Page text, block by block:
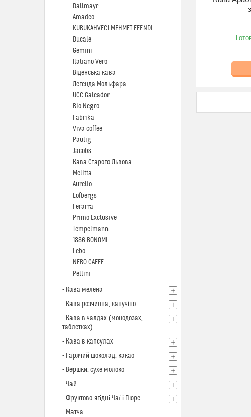
Dallmayr
Amadeo
KURUKAHVECI MEHMET EFENDI
Ducale
Gemini
Italiano Vero
Віденська кава
Легенда Мольфара
UCC Galeador
Rio Negro
Fabrika
Viva coffee
Paulig
Jacobs
Кава Старого Львова
Melitta
Aurelio
Lofbergs
Ferarra
Primo Exclusive
Tempelmann
1886 BONOMI
Lebo
NERO CAFFE
Pellini
- Кава мелена
- Кава розчинна, капучіно
- Кава в чалдах (монодозах,
таблетках)
- Кава в капсулах
- Гарячий шоколад, какао
- Вершки, сухе молоко
- Чай
- Фруктово-ягідні Чаї і Пюре
- Матча